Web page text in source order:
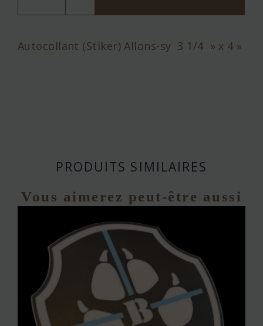
Autocollant (Stiker) Allons-sy 3 1/4 » x 4 »
PRODUITS SIMILAIRES
Vous aimerez peut-être aussi